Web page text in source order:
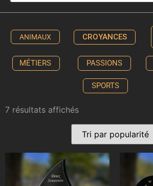
ANIMAUX CROYANCES
MÉTIERS PASSIONS
SPORTS
7 résultats affichés